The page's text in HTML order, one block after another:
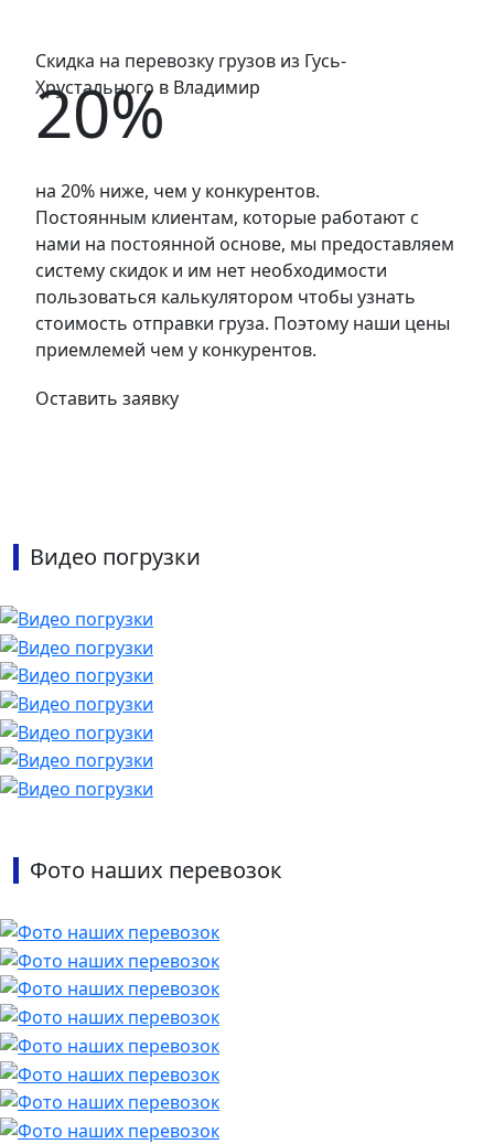
Скидка на перевозку грузов из Гусь-
Хрустального в Владимир
20%
на 20% ниже, чем у конкурентов.
Постоянным клиентам, которые работают с
нами на постоянной основе, мы предоставляем
систему скидок и им нет необходимости
пользоваться калькулятором чтобы узнать
стоимость отправки груза. Поэтому наши цены
приемлемей чем у конкурентов.
Оставить заявку
Видео погрузки
Фото наших перевозок